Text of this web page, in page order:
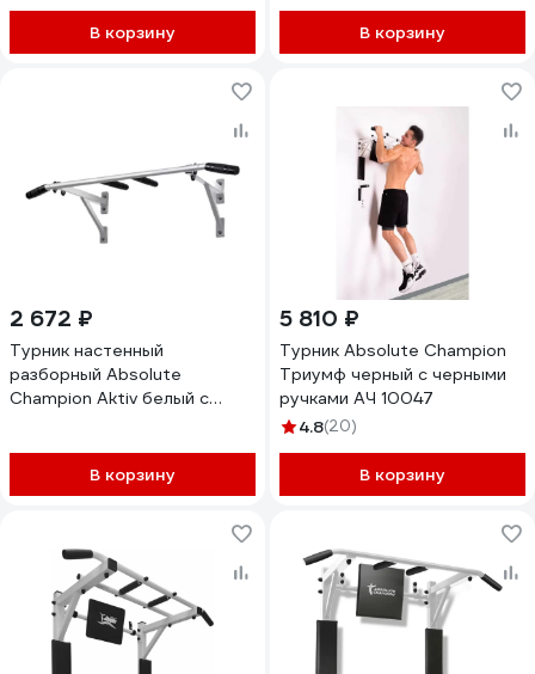
В корзину В корзину
2 672 ₽
Турник настенный
разборный Absolute
Champion Aktiv белый с
В корзину
5 810 ₽
Турник Absolute Champion
Триумф черный с черными
ручками АЧ 10047
4.8(20)
В корзину